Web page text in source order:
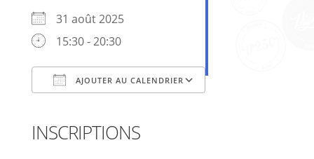
31 août 2025
15:30 - 20:30
AJOUTER AU CALENDRIER
INSCRIPTIONS